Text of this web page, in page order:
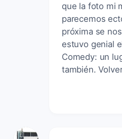
que la foto mi
parecemos
próxima se
estuvo genial
Comedy: un
también.